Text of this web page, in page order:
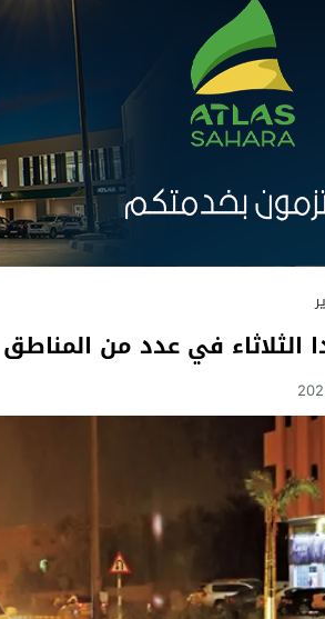
الثلاثاء في عدد من المناطق